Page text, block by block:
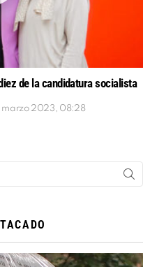
de la candidatura socialista
marzo 2023, 08:28